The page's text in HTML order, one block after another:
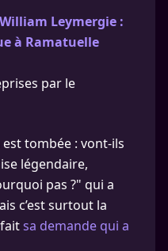
Leymergie :
à Ramatuelle
par le
tombée : vont-ils
légendaire,
pas ?" qui a
c’est surtout la
sa demande qui a